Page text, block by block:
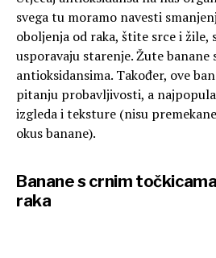
svega tu moramo navesti
oboljenja od raka, štite srce i
usporavaju starenje. Žute banane
antioksidansima. Također, ove
pitanju probavljivosti, a
izgleda i teksture (nisu
okus banane).
Banane s crnim
raka